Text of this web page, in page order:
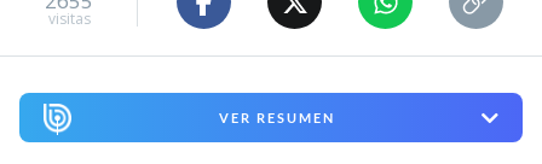
visitas
VER RESUMEN